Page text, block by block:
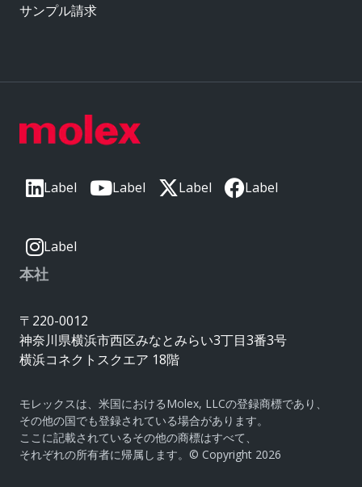
Label Label Label Label
Label
本社
〒220-0012
神奈川県横浜市西区みなとみらい3丁目3番3号
横浜コネクトスクエア 18階
モレックスは、米国におけるMolex, LLCの登録商標であり、
その他の国でも登録されている場合があります。
ここに記載されているその他の商標はすべて、
それぞれの所有者に帰属します。© Copyright 2026
サンプル請求